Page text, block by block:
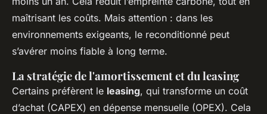
maîtrisant les coûts. Mais attention : dans les
environnements exigeants, le reconditionné peut
s’avérer moins fiable à long terme.
La stratégie de l'amortissement et du leasing
Certains préfèrent le leasing, qui transforme un coût
d’achat (CAPEX) en dépense mensuelle (OPEX). Cela